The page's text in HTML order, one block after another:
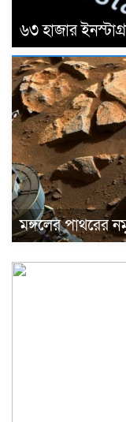
৬৩ হাজার
মঙ্গলের পাথরের